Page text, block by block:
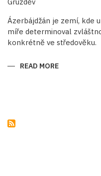
Ázerbájdžán je zemí, kde
míře determinoval
konkrétně ve středověku.
READ MORE